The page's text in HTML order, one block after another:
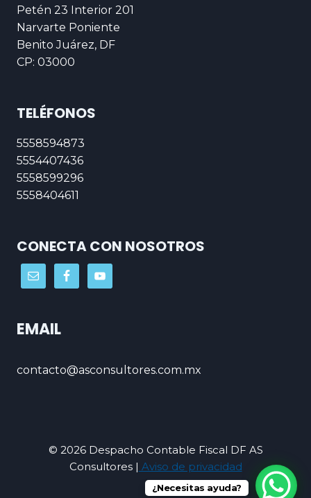
Petén 23 Interior 201
Narvarte Poniente
Benito Juárez, DF
CP: 03000
TELÉFONOS
5558594873
5554407436
5558599296
5558404611
CONECTA CON NOSOTROS
EMAIL
contacto@asconsultores.com.mx
© 2026 Despacho Contable Fiscal DF AS
Consultores | Aviso de privacidad
¿Necesitas ayuda?